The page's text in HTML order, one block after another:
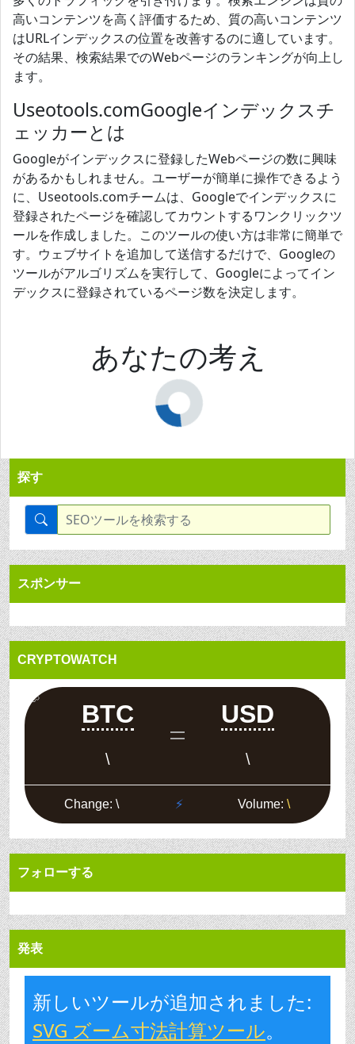
高いコンテンツを高く評価するため、質の高いコンテンツ
はURLインデックスの位置を改善するのに適しています。
その結果、検索結果でのWebページのランキングが向上し
ます。
Useotools.comGoogleインデックスチ
ェッカーとは
Googleがインデックスに登録したWebページの数に興味
があるかもしれません。ユーザーが簡単に操作できるよう
に、Useotools.comチームは、Googleでインデックスに
登録されたページを確認してカウントするワンクリックツ
ールを作成しました。このツールの使い方は非常に簡単で
す。ウェブサイトを追加して送信するだけで、Googleの
ツールがアルゴリズムを実行して、Googleによってイン
デックスに登録されているページ数を決定します。
あなたの考え
探す
スポンサー
CRYPTOWATCH
フォローする
発表
新しいツールが追加されました:
SVG ズーム寸法計算ツール。